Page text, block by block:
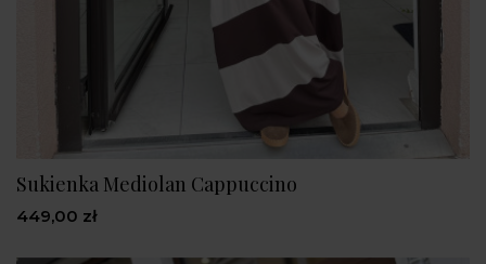
Sukienka Mediolan Cappuccino
449,00 zł